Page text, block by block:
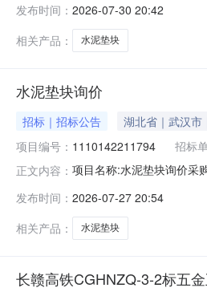
息结算方式:银行转账或银
发布时间： 2026-07-30 20:42
相关产品：
水泥垫块
水泥垫块询价
招标｜招标公告 湖北省｜武汉市
项目编号： 1110142211794 招标
正文内容： 项目名称:水泥垫块询价采
至当月20号。结算单价在
发布时间： 2026-07-27 20:54
相关产品：
水泥垫块
长赣高铁CGHNZQ-3-2标五